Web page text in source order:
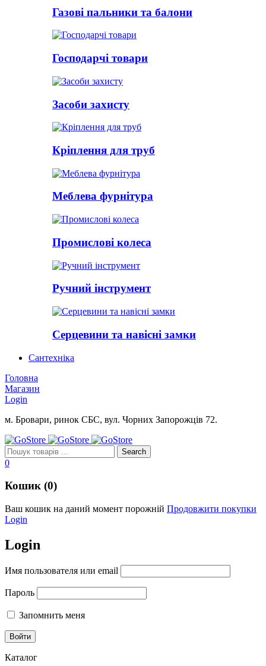
Газові пальники та балони
Господарчі товари
Засоби захисту
Кріплення для труб
Меблева фурнітура
Промислові колеса
Ручний інструмент
Серцевини та навісні замки
Сантехніка
Головна
Магазин
Login
м. Бровари, ринок СБС, вул. Чорних Запорожців 72.
0
Кошик (0)
Ваш кошик на даний момент порожній Продовжити покупки
Login
Login
Имя пользователя или email
Пароль
Запомнить меня
Каталог